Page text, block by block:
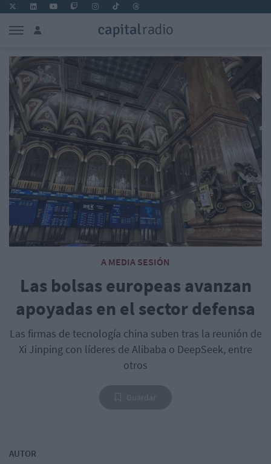
A MEDIA SESIÓN
Las bolsas europeas avanzan
apoyadas en el sector defensa
Las firmas de tecnología china suben tras la reunión de
Xi Jinping con líderes de Alibaba o DeepSeek, entre
otros
AUTOR